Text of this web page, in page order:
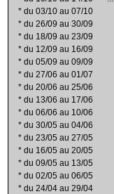
* du 03/10 au 07/10
* du 26/09 au 30/09
* du 18/09 au 23/09
* du 12/09 au 16/09
* du 05/09 au 09/09
* du 27/06 au 01/07
* du 20/06 au 25/06
* du 13/06 au 17/06
* du 06/06 au 10/06
* du 30/05 au 04/06
* du 23/05 au 27/05
* du 16/05 au 20/05
* du 09/05 au 13/05
* du 02/05 au 06/05
* du 24/04 au 29/04